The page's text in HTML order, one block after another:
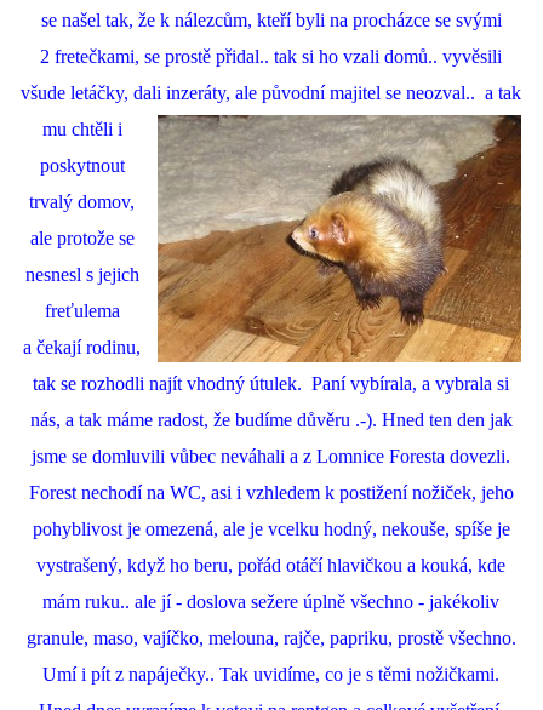
se našel tak, že k nálezcům, kteří byli na procházce se svými
2 fretečkami, se prostě přidal.. tak si ho vzali domů.. vyvěsili
všude letáčky, dali inzeráty, ale původní majitel se neozval.. a tak
mu chtěli i
poskytnout
trvalý domov,
ale protože se
nesnesl s jejich
freťulema
a čekají rodinu,
tak se rozhodli najít vhodný útulek. Paní vybírala, a vybrala si
nás, a tak máme radost, že budíme důvěru .-). Hned ten den jak
jsme se domluvili vůbec neváhali a z Lomnice Foresta dovezli.
Forest nechodí na WC, asi i vzhledem k postižení nožiček, jeho
pohyblivost je omezená, ale je vcelku hodný, nekouše, spíše je
vystrašený, když ho beru, pořád otáčí hlavičkou a kouká, kde
mám ruku.. ale jí - doslova sežere úplně všechno - jakékoliv
granule, maso, vajíčko, melouna, rajče, papriku, prostě všechno.
Umí i pít z napáječky.. Tak uvidíme, co je s těmi nožičkami.